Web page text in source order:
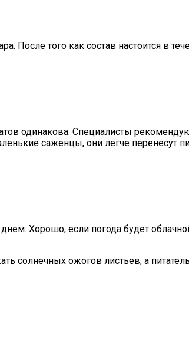
того как состав настоится в
одинакова. Специалисты
саженцы, они легче перенесут
Хорошо, если погода будет
солнечных ожогов листьев, а